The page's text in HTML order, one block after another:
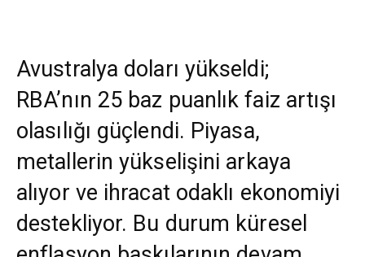
Avustralya doları yükseldi;
RBA’nın 25 baz puanlık faiz artışı
olasılığı güçlendi. Piyasa,
metallerin yükselişini arkaya
alıyor ve ihracat odaklı ekonomiyi
destekliyor. Bu durum küresel